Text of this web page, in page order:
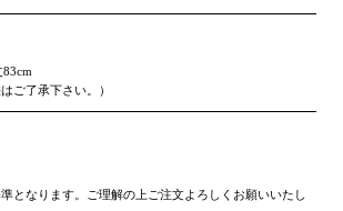
ご了承下さい。）
となります。ご理解の上ご注文よろしくお願いいたし